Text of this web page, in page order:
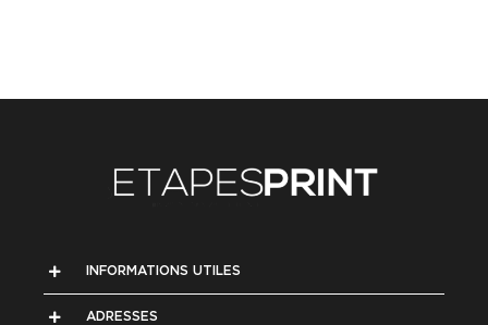
INFORMATIONS UTILES
ADRESSES